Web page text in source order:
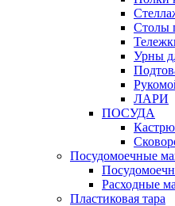
Столы
Урны
ЛАРИ
ПОСУДА
Посудомоечные
Расходные
Пластиковая тара